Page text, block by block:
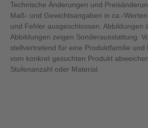
Technische Änderungen und
Maß- und Gewichtsangaben in ca.-
und Fehler ausgeschlossen. Abbildungen
Abbildungen zeigen Sonderausstattung.
stellvertretend für eine Produktfamilie und
vom konkret gesuchten Produkt
Stufenanzahl oder Material.